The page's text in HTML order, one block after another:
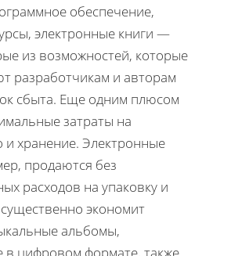
обеспечение,
электронные книги —
из возможностей, которые
разработчикам и авторам
сбыта. Еще одним плюсом
затраты на
и хранение. Электронные
продаются без
расходов на упаковку и
экономит
альбомы,